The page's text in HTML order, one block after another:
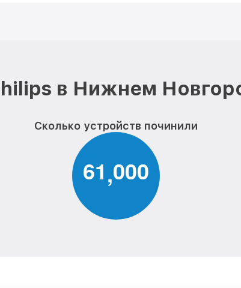
в Нижнем
Сколько устройств починили
61,000